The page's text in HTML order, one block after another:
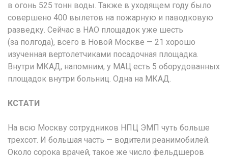
в огонь 525 тонн воды. Также в уходящем году было
совершено 400 вылетов на пожарную и паводковую
разведку. Сейчас в НАО площадок уже шесть
(за полгода), всего в Новой Москве — 21 хорошо
изученная вертолетчиками посадочная площадка.
Внутри МКАД, напомним, у МАЦ есть 5 оборудованных
площадок внутри больниц. Одна на МКАД.
КСТАТИ
На всю Москву сотрудников НПЦ ЭМП чуть больше
трехсот. И большая часть — водители реанимобилей.
Около сорока врачей, такое же число фельдшеров